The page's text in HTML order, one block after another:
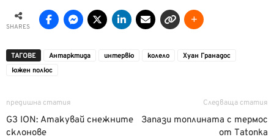
SHARES
ТАГОВЕ Антарктида интервю колело
Хуан Гранадос
южен полюс
предишна статия
G3 ION: Атакувай снежните
склонове
Следваща статия
Запази топлината с термос
от Tatonka